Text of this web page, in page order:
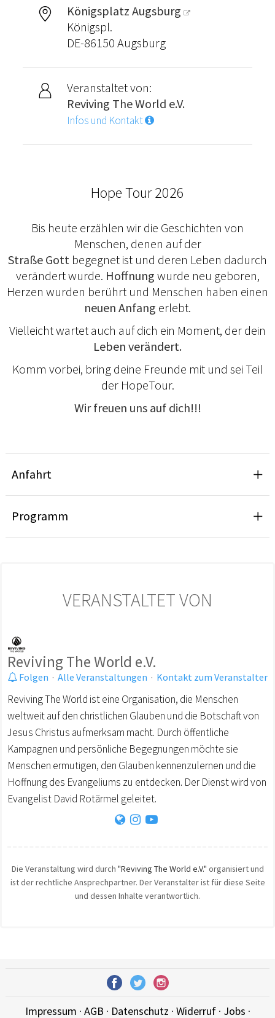
Königsplatz Augsburg
Königspl.
DE-86150 Augsburg
Veranstaltet von:
Reviving The World e.V.
Infos und Kontakt
Hope Tour 2026
Bis heute erzählen wir die Geschichten von
Menschen, denen auf der
Straße Gott begegnet ist und deren Leben dadurch
verändert wurde. Hoffnung wurde neu geboren,
Herzen wurden berührt und Menschen haben einen
neuen Anfang erlebt.
Vielleicht wartet auch auf dich ein Moment, der dein
Leben verändert.
Komm vorbei, bring deine Freunde mit und sei Teil
der HopeTour.
Wir freuen uns auf dich!!!
Anfahrt
Programm
VERANSTALTET VON
Reviving The World e.V.
Folgen · Alle Veranstaltungen · Kontakt zum Veranstalter
Reviving The World ist eine Organisation, die Menschen
weltweit auf den christlichen Glauben und die Botschaft von
Jesus Christus aufmerksam macht. Durch öffentliche
Kampagnen und persönliche Begegnungen möchte sie
Menschen ermutigen, den Glauben kennenzulernen und die
Hoffnung des Evangeliums zu entdecken. Der Dienst wird von
Evangelist David Rotärmel geleitet.
Die Veranstaltung wird durch "Reviving The World e.V." organisiert und
ist der rechtliche Ansprechpartner. Der Veranstalter ist für diese Seite
und dessen Inhalte verantwortlich.
Impressum · AGB · Datenschutz · Widerruf· Jobs ·